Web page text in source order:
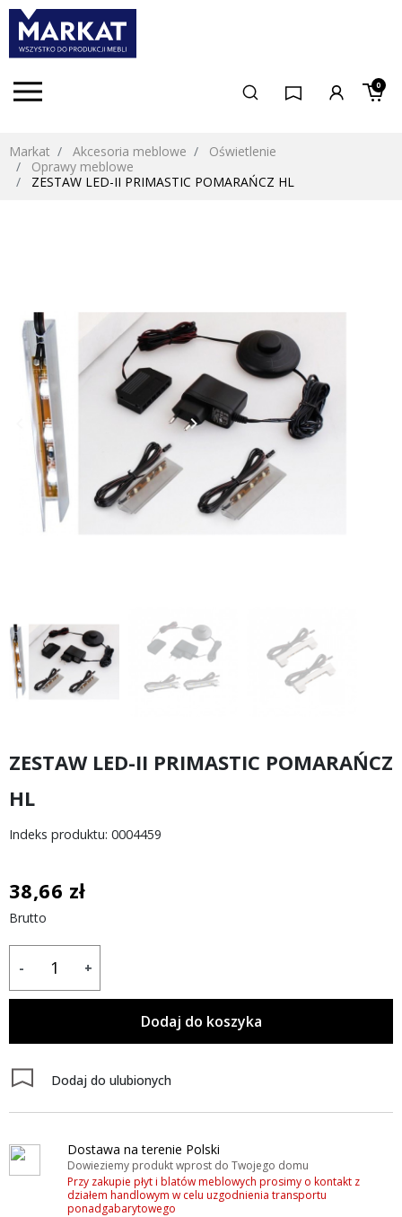
0
Markat Akcesoria meblowe
Oświetlenie
Oprawy meblowe
ZESTAW LED-II PRIMASTIC POMARAŃCZ HL
Poprzedni Następny
keyboard_arrow_right
ZESTAW LED-II PRIMASTIC POMARAŃCZ
HL
Indeks produktu: 0004459
38,66 zł
Brutto
- +
Dodaj do koszyka
Dodaj do ulubionych
Dostawa na terenie Polski
Dowieziemy produkt wprost do Twojego domu
Przy zakupie płyt i blatów meblowych prosimy o kontakt z
działem handlowym w celu uzgodnienia transportu
ponadgabarytowego